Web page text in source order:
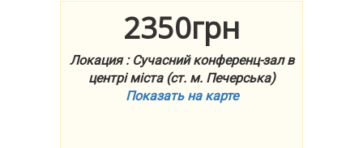
2350грн
Локация : Сучасний конференц-зал в
центрі міста (ст. м. Печерська)
Показать на карте